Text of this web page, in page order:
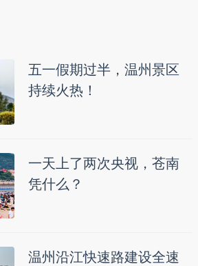
五一假期过半，温州景区
持续火热！
一天上了两次央视，苍南
凭什么？
温州沿江快速路建设全速